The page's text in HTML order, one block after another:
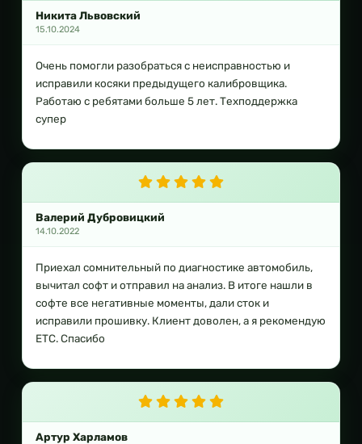
Никита Львовский
15.10.2024
Очень помогли разобраться с неисправностью и
исправили косяки предыдущего калибровщика.
Работаю с ребятами больше 5 лет. Техподдержка
супер
Валерий Дубровицкий
14.10.2022
Приехал сомнительный по диагностике автомобиль,
вычитал софт и отправил на анализ. В итоге нашли в
софте все негативные моменты, дали сток и
исправили прошивку. Клиент доволен, а я рекомендую
ETC. Спасибо
Артур Харламов